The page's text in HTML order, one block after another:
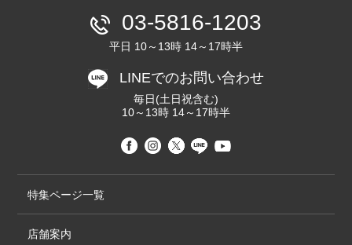
03-5816-1203
平日 10～13時 14～17時半
LINEでのお問い合わせ
毎日(土日祝含む)
10～13時 14～17時半
特集ページ一覧
店舗案内